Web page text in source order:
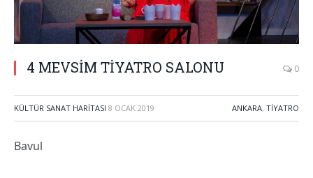
4 MEVSİM TİYATRO SALONU 0
KÜLTÜR SANAT HARITASI 8 OCAK 2019 ANKARA, TIYATRO
Bavul